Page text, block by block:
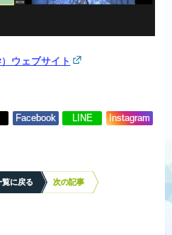
ウェブサイト
Facebook LINE Instagram
覧に戻る 次の記事